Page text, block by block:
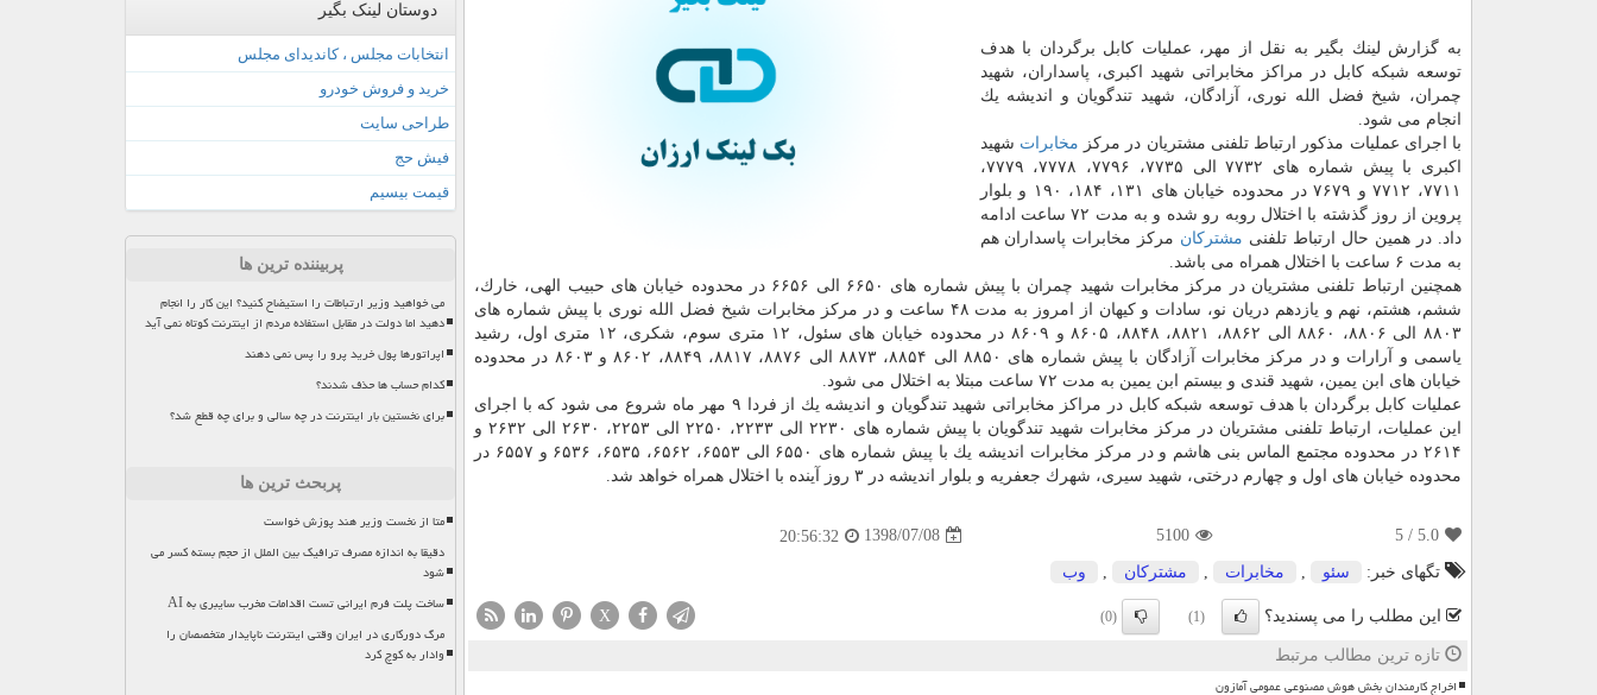
به گزارش لینك بگیر به نقل از مهر، عملیات كابل برگردان با هدف
توسعه شبكه كابل در مراكز مخابراتی شهید اكبری، پاسداران، شهید
چمران، شیخ فضل الله نوری، آزادگان، شهید تندگویان و اندیشه یك
انجام می شود.
با اجرای عملیات مذكور ارتباط تلفنی مشتریان در مركز مخابرات شهید
اكبری با پیش شماره های ۷۷۳۲ الی ۷۷۳۵، ۷۷۹۶، ۷۷۷۸، ۷۷۷۹،
۷۷۱۱، ۷۷۱۲ و ۷۶۷۹ در محدوده خیابان های ۱۳۱، ۱۸۴، ۱۹۰ و بلوار
پروین از روز گذشته با اختلال روبه رو شده و به مدت ۷۲ ساعت ادامه
داد. در همین حال ارتباط تلفنی مشتركان مركز مخابرات پاسداران هم
به مدت ۶ ساعت با اختلال همراه می باشد.
همچنین ارتباط تلفنی مشتریان در مركز مخابرات شهید چمران با پیش شماره های ۶۶۵۰ الی ۶۶۵۶ در محدوده خیابان های حبیب الهی، خارك،
ششم، هشتم، نهم و یازدهم دریان نو، سادات و كیهان از امروز به مدت ۴۸ ساعت و در مركز مخابرات شیخ فضل الله نوری با پیش شماره های
۸۸۰۳ الی ۸۸۰۶، ۸۸۶۰ الی ۸۸۶۲، ۸۸۲۱، ۸۸۴۸، ۸۶۰۵ و ۸۶۰۹ در محدوده خیابان های سئول، ۱۲ متری سوم، شكری، ۱۲ متری اول، رشید
یاسمی و آرارات و در مركز مخابرات آزادگان با پیش شماره های ۸۸۵۰ الی ۸۸۵۴، ۸۸۷۳ الی ۸۸۷۶، ۸۸۱۷، ۸۸۴۹، ۸۶۰۲ و ۸۶۰۳ در محدوده
خیابان های ابن یمین، شهید قندی و بیستم ابن یمین به مدت ۷۲ ساعت مبتلا به اختلال می شود.
عملیات كابل برگردان با هدف توسعه شبكه كابل در مراكز مخابراتی شهید تندگویان و اندیشه یك از فردا ۹ مهر ماه شروع می شود كه با اجرای
این عملیات، ارتباط تلفنی مشتریان در مركز مخابرات شهید تندگویان با پیش شماره های ۲۲۳۰ الی ۲۲۳۳، ۲۲۵۰ الی ۲۲۵۳، ۲۶۳۰ الی ۲۶۳۲ و
۲۶۱۴ در محدوده مجتمع الماس بنی هاشم و در مركز مخابرات اندیشه یك با پیش شماره های ۶۵۵۰ الی ۶۵۵۳، ۶۵۶۲، ۶۵۳۵، ۶۵۳۶ و ۶۵۵۷ در
محدوده خیابان های اول و چهارم درختی، شهید سیری، شهرك جعفریه و بلوار اندیشه در ۳ روز آینده با اختلال همراه خواهد شد.
5.0
/ 5
5100
1398/07/08
20:56:32
تگهای خبر:
سئو مخابرات مشتركان وب
این مطلب را می پسندید؟ (1)
(0)
X
تازه ترین مطالب مرتبط
اخراج کارمندان بخش هوش مصنوعی عمومی آمازون
دوستان لینک بگیر
انتخابات مجلس ، کاندیدای مجلس
خرید و فروش خودرو
طراحی سایت
فیش حج
قیمت بیسیم
پربیننده ترین ها
می خواهید وزیر ارتباطات را استیضاح کنید؟ این کار را انجام
دهید اما دولت در مقابل استفاده مردم از اینترنت کوتاه نمی آید
اپراتورها پول خرید پرو را پس نمی دهند
کدام حساب ها حذف شدند؟
برای نخستین بار اینترنت در چه سالی و برای چه قطع شد؟
پربحث ترین ها
متا از نخست وزیر هند پوزش خواست
دقیقا به اندازه مصرف ترافیک بین الملل از حجم بسته کسر می
شود
ساخت پلت فرم ایرانی تست اقدامات مخرب سایبری به AI
مرگ دورکاری در ایران وقتی اینترنت ناپایدار متخصصان را
وادار به کوچ کرد